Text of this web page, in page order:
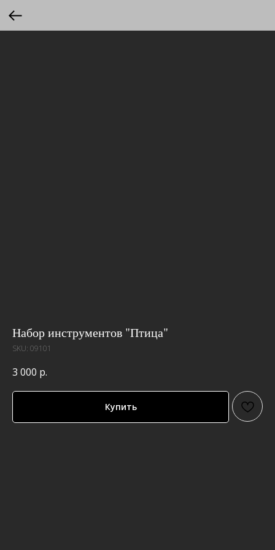
Набор инструментов "Птица"
SKU: 09101
3 000 р.
Купить